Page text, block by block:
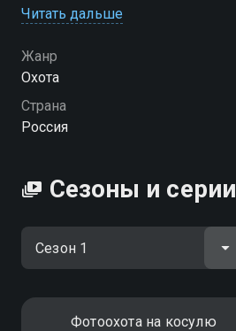
уникальный фотоснимок
Читать дальше
Жанр
Охота
Страна
Россия
Сезоны и серии
Фотоохота на косулю